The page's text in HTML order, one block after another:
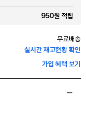
950원 적립
무료배송
실시간 재고현황 확인
가입 혜택 보기